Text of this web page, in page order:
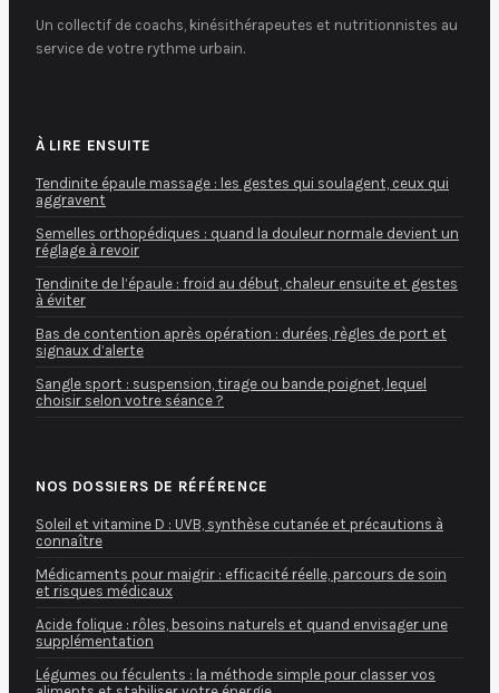
Un collectif de coachs, kinésithérapeutes et nutritionnistes au
service de votre rythme urbain.
À LIRE ENSUITE
Tendinite épaule massage : les gestes qui soulagent, ceux qui
aggravent
Semelles orthopédiques : quand la douleur normale devient un
réglage à revoir
Tendinite de l’épaule : froid au début, chaleur ensuite et gestes
à éviter
Bas de contention après opération : durées, règles de port et
signaux d’alerte
Sangle sport : suspension, tirage ou bande poignet, lequel
choisir selon votre séance ?
NOS DOSSIERS DE RÉFÉRENCE
Soleil et vitamine D : UVB, synthèse cutanée et précautions à
connaître
Médicaments pour maigrir : efficacité réelle, parcours de soin
et risques médicaux
Acide folique : rôles, besoins naturels et quand envisager une
supplémentation
Légumes ou féculents : la méthode simple pour classer vos